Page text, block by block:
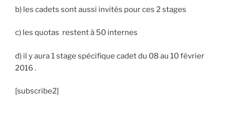
b) les cadets sont aussi invités pour ces 2 stages
c) les quotas restent à 50 internes
d) il y aura 1 stage spécifique cadet du 08 au 10 février
2016 .
[subscribe2]